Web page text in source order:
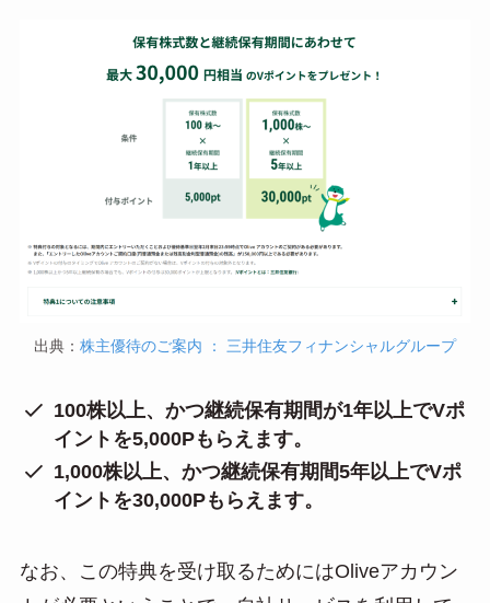
出典： 株主優待のご案内 ： 三井住友フィナンシャルグループ
100株以上、かつ継続保有期間が1年以上でVポ
イントを5,000Pもらえます。
1,000株以上、かつ継続保有期間5年以上でVポ
イントを30,000Pもらえます。
なお、この特典を受け取るためにはOliveアカウン